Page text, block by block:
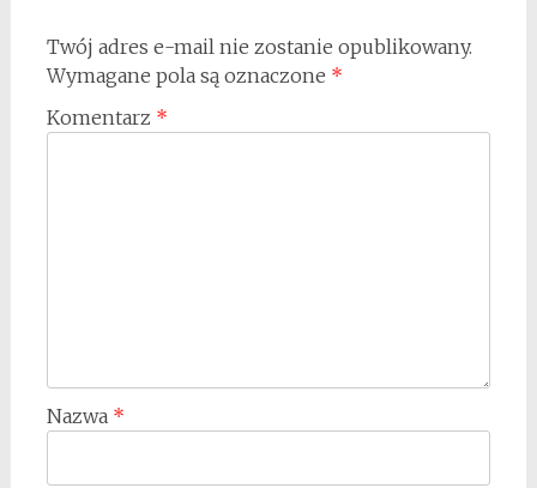
Twój adres e-mail nie zostanie opublikowany.
Wymagane pola są oznaczone *
Komentarz *
Nazwa *